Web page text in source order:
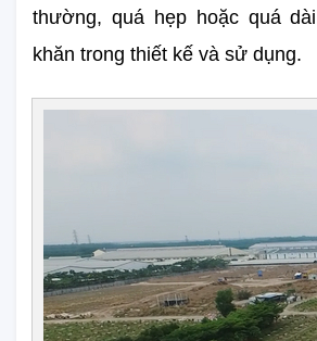
thường, quá hẹp hoặc quá
khăn trong thiết kế và sử dụng.